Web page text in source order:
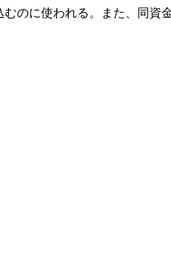
のに使われる。また、同資